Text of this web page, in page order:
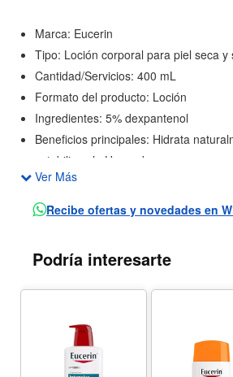
Marca: Eucerin
Tipo: Loción corporal para piel seca y
Cantidad/Servicios: 400 mL
Formato del producto: Loción
Ingredientes: 5% dexpantenol
Beneficios principales: Hidrata
estabiliza el pH, ayuda a recuperar
protección de la piel sensible
Característica técnica o comercial:
Ver Más
Recibe ofertas y novedades en
Podría interesarte